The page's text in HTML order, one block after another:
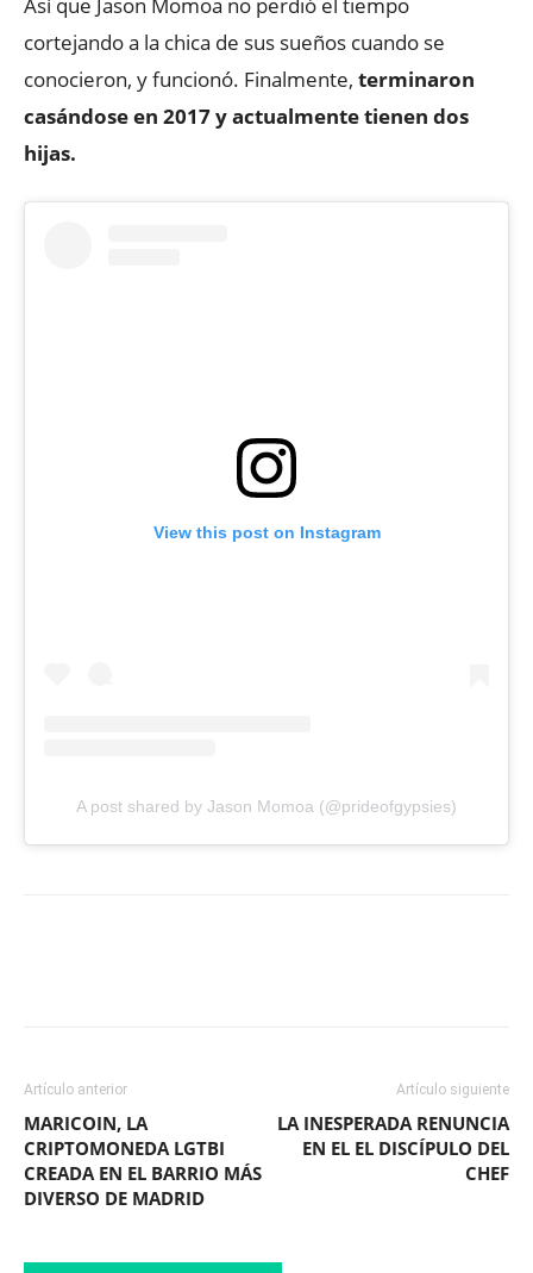
cortejando a la chica de sus sueños cuando se
conocieron, y funcionó. Finalmente, terminaron
casándose en 2017 y actualmente tienen dos
hijas.
View this post on Instagram
A post shared by Jason Momoa (@prideofgypsies)
Artículo anterior
MARICOIN, LA
CRIPTOMONEDA LGTBI
CREADA EN EL BARRIO MÁS
DIVERSO DE MADRID
Artículo siguiente
LA INESPERADA RENUNCIA
EN EL EL DISCÍPULO DEL
CHEF